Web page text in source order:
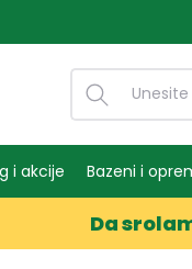
navigaciju
i akcije Bazeni i
Da